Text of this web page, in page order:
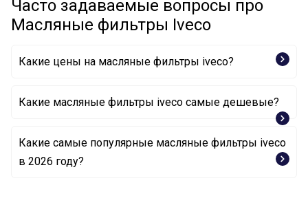
Часто задаваемые вопросы про
Масляные фильтры Iveco
Какие цены на масляные фильтры iveco?
Какие масляные фильтры iveco самые дешевые?
Масляный фильтр 2995811 IVECO
Какие самые популярные масляные фильтры iveco
в 2026 году?